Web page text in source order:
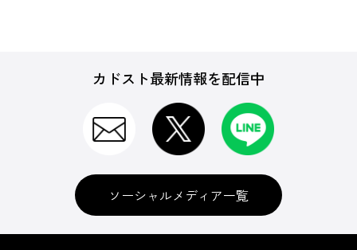
カドスト最新情報を配信中
ソーシャルメディア一覧